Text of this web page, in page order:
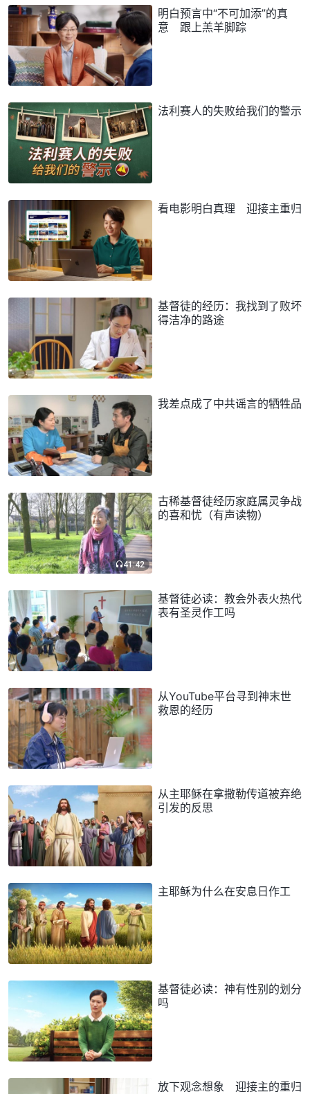
明白预言中“不可加添”的真
意 跟上羔羊脚踪
法利赛人的失败给我们的警示
看电影明白真理 迎接主重归
基督徒的经历：我找到了败坏
得洁净的路途
我差点成了中共谣言的牺牲品
41:42
古稀基督徒经历家庭属灵争战
的喜和忧（有声读物）
基督徒必读：教会外表火热代
表有圣灵作工吗
从YouTube平台寻到神末世
救恩的经历
从主耶稣在拿撒勒传道被弃绝
引发的反思
主耶稣为什么在安息日作工
基督徒必读：神有性别的划分
吗
放下观念想象 迎接主的重归